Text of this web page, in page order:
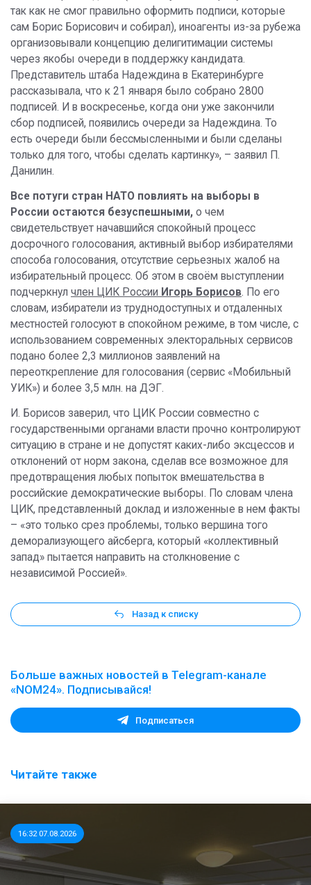
так как не смог правильно оформить подписи, которые
сам Борис Борисович и собирал), иноагенты из-за рубежа
организовывали концепцию делигитимации системы
через якобы очереди в поддержку кандидата.
Представитель штаба Надеждина в Екатеринбурге
рассказывала, что к 21 января было собрано 2800
подписей. И в воскресенье, когда они уже закончили
сбор подписей, появились очереди за Надеждина. То
есть очереди были бессмысленными и были сделаны
только для того, чтобы сделать картинку», – заявил П.
Данилин.
Все потуги стран НАТО повлиять на выборы в
России остаются безуспешными, о чем
свидетельствует начавшийся спокойный процесс
досрочного голосования, активный выбор избирателями
способа голосования, отсутствие серьезных жалоб на
избирательный процесс. Об этом в своём выступлении
подчеркнул член ЦИК России Игорь Борисов. По его
словам, избиратели из труднодоступных и отдаленных
местностей голосуют в спокойном режиме, в том числе, с
использованием современных электоральных сервисов
подано более 2,3 миллионов заявлений на
переоткрепление для голосования (сервис «Мобильный
УИК») и более 3,5 млн. на ДЭГ.
И. Борисов заверил, что ЦИК России совместно с
государственными органами власти прочно контролируют
ситуацию в стране и не допустят каких-либо эксцессов и
отклонений от норм закона, сделав все возможное для
предотвращения любых попыток вмешательства в
российские демократические выборы. По словам члена
ЦИК, представленный доклад и изложенные в нем факты
– «это только срез проблемы, только вершина того
деморализующего айсберга, который «коллективный
запад» пытается направить на столкновение с
независимой Россией».
Назад к списку
Больше важных новостей в Telegram-канале
«NOM24». Подписывайся!
Подписаться
Читайте также
16:32 07.08.2026